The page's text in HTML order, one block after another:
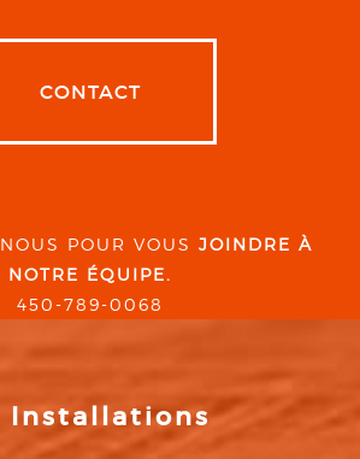
CONTACT
POUR VOUS JOINDRE À
NOTRE ÉQUIPE.
450-789-0068
Installations